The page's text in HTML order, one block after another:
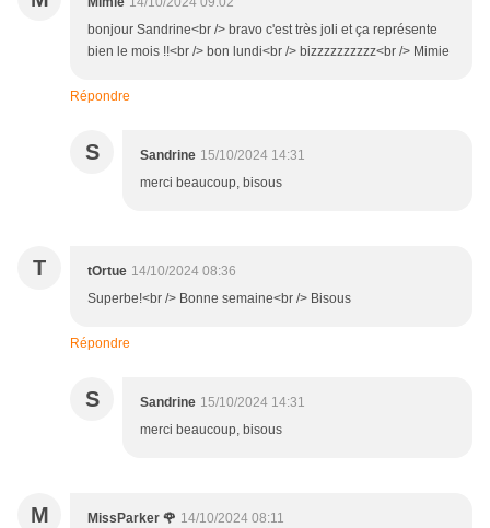
bonjour Sandrine<br /> bravo c'est très joli et ça représente
bien le mois !!<br /> bon lundi<br /> bizzzzzzzzzz<br /> Mimie
Répondre
S Sandrine 15/10/2024 14:31
merci beaucoup, bisous
T tOrtue 14/10/2024 08:36
Superbe!<br /> Bonne semaine<br /> Bisous
Répondre
S Sandrine 15/10/2024 14:31
merci beaucoup, bisous
M MissParker 🌹 14/10/2024 08:11